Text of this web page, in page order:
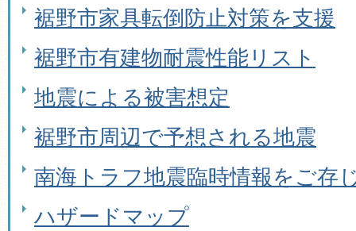
裾野市家具転倒防止対策を支援
裾野市有建物耐震性能リスト
地震による被害想定
裾野市周辺で予想される地震
南海トラフ地震臨時情報をご存
ハザードマップ